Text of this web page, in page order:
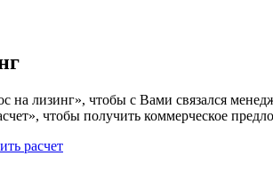
на лизинг», чтобы с Вами связался
чтобы получить коммерческое
расчет